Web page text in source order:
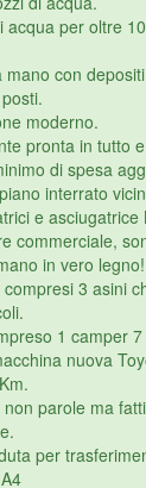
acqua per oltre
mano con
moderno.
pronta in tutto
di spesa
interrato
e asciugatrice
commerciale,
in vero legno!
3 asini
1 camper
nuova
parole ma
per